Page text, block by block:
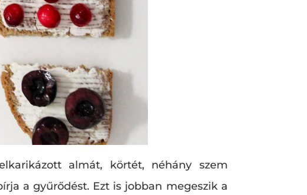
almát, körtét, néhány szem
a gyűrődést. Ezt is jobban megeszik a